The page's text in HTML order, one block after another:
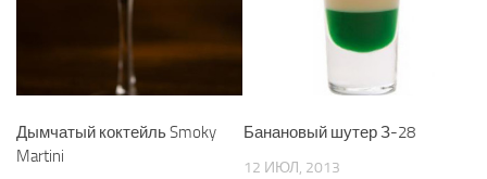
Дымчатый коктейль Smoky
Martini
Банановый шутер З-28
12 ИЮЛ, 2013